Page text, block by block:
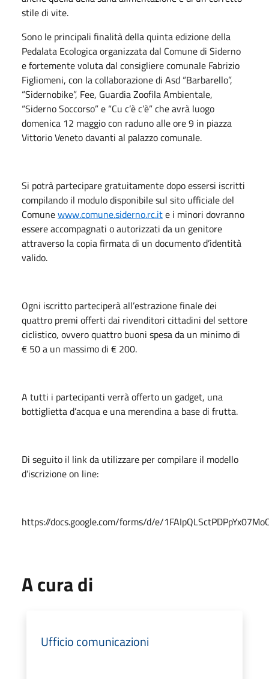
stile di vite.
Sono le principali finalità della quinta edizione della
Pedalata Ecologica organizzata dal Comune di Siderno
e fortemente voluta dal consigliere comunale Fabrizio
Figliomeni, con la collaborazione di Asd “Barbarello”,
“Sidernobike”, Fee, Guardia Zoofila Ambientale,
“Siderno Soccorso” e “Cu c’è c’è” che avrà luogo
domenica 12 maggio con raduno alle ore 9 in piazza
Vittorio Veneto davanti al palazzo comunale.
Si potrà partecipare gratuitamente dopo essersi iscritti
compilando il modulo disponibile sul sito ufficiale del
Comunewww.comune.siderno.rc.ite i minori dovranno
essere accompagnati o autorizzati da un genitore
attraverso la copia firmata di un documento d’identità
valido.
Ogni iscritto parteciperà all’estrazione finale dei
quattro premi offerti dai rivenditori cittadini del settore
ciclistico, ovvero quattro buoni spesa da un minimo di
€ 50 a un massimo di € 200.
A tutti i partecipanti verrà offerto un gadget, una
bottiglietta d’acqua e una merendina a base di frutta.
Di seguito il link da utilizzare per compilare il modello
d’iscrizione on line:
https://docs.google.com/forms/d/e/
A cura di
Ufficio comunicazioni